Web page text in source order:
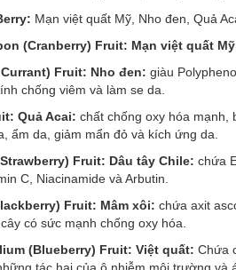
Mạn việt quất Mỹ, Nho đen, Quả
(Cranberry) Fruit: Mạn việt quất Mỹ
Fruit: Nho đen: giàu
chống viêm và làm se da.
Quả Acai: chất chống oxy hóa mạnh,
ẩm da, giảm mẩn đỏ và kích ứng da.
Fruit: Dâu tây Chile: chứa
C, Niacinamide và Arbutin.
Fruit: Mâm xôi: chứa axit
có sức mạnh chống oxy hóa.
(Blueberry) Fruit: Việt quất: Chứa
tác hại của ô nhiễm môi trường và